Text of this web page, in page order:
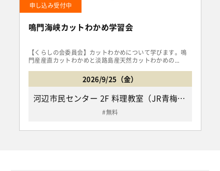
申し込み受付中
鳴門海峡カットわかめ学習会
【くらしの会委員会】カットわかめについて学びます。鳴
門産産直カットわかめと淡路島産天然カットわかめの...
2026/9/25（金）
河辺市民センター 2F 料理教室（JR青梅線「小作駅」下車徒歩10分、「河辺駅」下車徒歩15分/青梅市河辺町6-18-1）
無料